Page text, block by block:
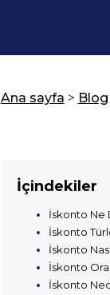
Ana sayfa > Blog
İçindekiler
İskonto Ne
İskonto
İskonto
İskonto
İskonto